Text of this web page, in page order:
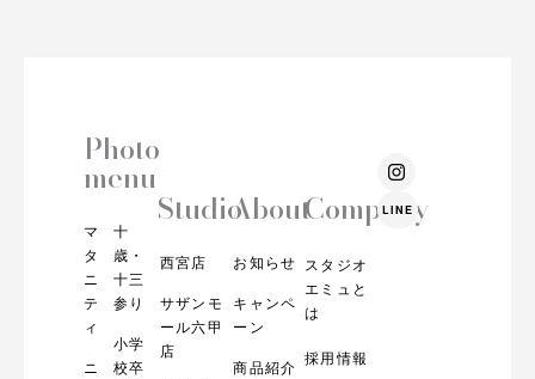
Photo
menu
マ
タ
ニ
テ
ィ
ニ
十
歳・
十三
参り
小学
校卒
Studio
西宮店
サザンモ
ール六甲
店
About
お知らせ
キャンペ
ーン
商品紹介
Company
スタジオ
エミュと
は
採用情報
I
n
s
t
LINE